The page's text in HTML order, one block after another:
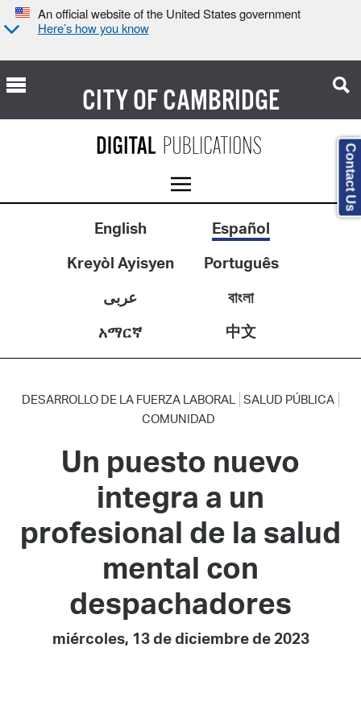
An official website of the United States government
Here’s how you know
CITY OFCAMBRIDGE
English
Español
Kreyòl Ayisyen
Português
عربى
বাংলা
አማርኛ
中文
DESARROLLO DE LA FUERZA LABORAL SALUD PÚBLICA
COMUNIDAD
Un puesto nuevo
integra a un
profesional de la salud
mental con
despachadores
miércoles, 13 de diciembre de 2023
Contact Us